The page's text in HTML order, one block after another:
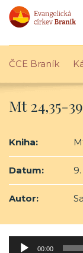
ČCE Braník
Mt 24,35-
Kniha:
Datum:
Autor:
Audio
00:00